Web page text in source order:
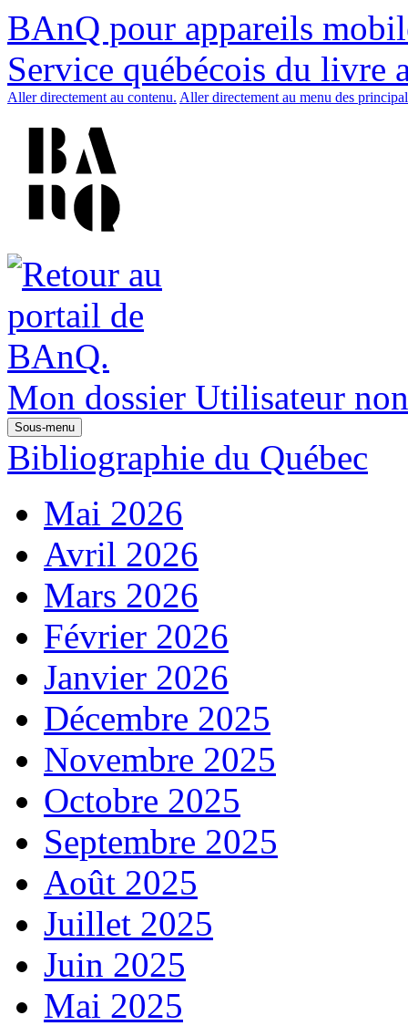
BAnQ pour appareils
Service québécois du livre
Aller directement au contenu. Aller directement au menu des
Mon dossier Utilisateur
Sous-menu
Bibliographie du Québec
Mai 2026
Avril 2026
Mars 2026
Février 2026
Janvier 2026
Décembre 2025
Novembre 2025
Octobre 2025
Septembre 2025
Août 2025
Juillet 2025
Juin 2025
Mai 2025